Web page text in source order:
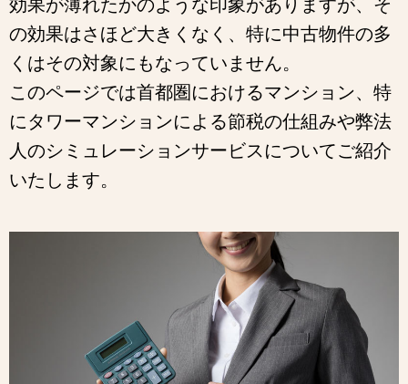
効果が薄れたかのような印象がありますが、そ
の効果はさほど大きくなく、特に中古物件の多
くはその対象にもなっていません。
このページでは首都圏におけるマンション、特
にタワーマンションによる節税の仕組みや弊法
人のシミュレーションサービスについてご紹介
いたします。